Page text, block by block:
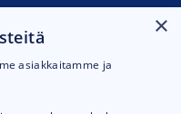
×
asiakkaitamme ja